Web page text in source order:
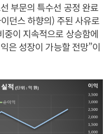
부문의 특수선 공정 완료
던스 하향의) 주된 사유로
중이 지속적으로 상승함에
은 성장이 가능할 전망”이